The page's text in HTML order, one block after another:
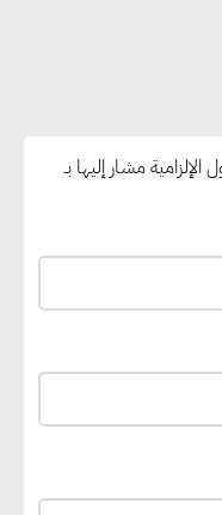
الإلزامية مشار إليها بـ
الإلكتروني
متكاملة تدعم
إيفل تستثمر ما يصل إلى 130
الطاقة